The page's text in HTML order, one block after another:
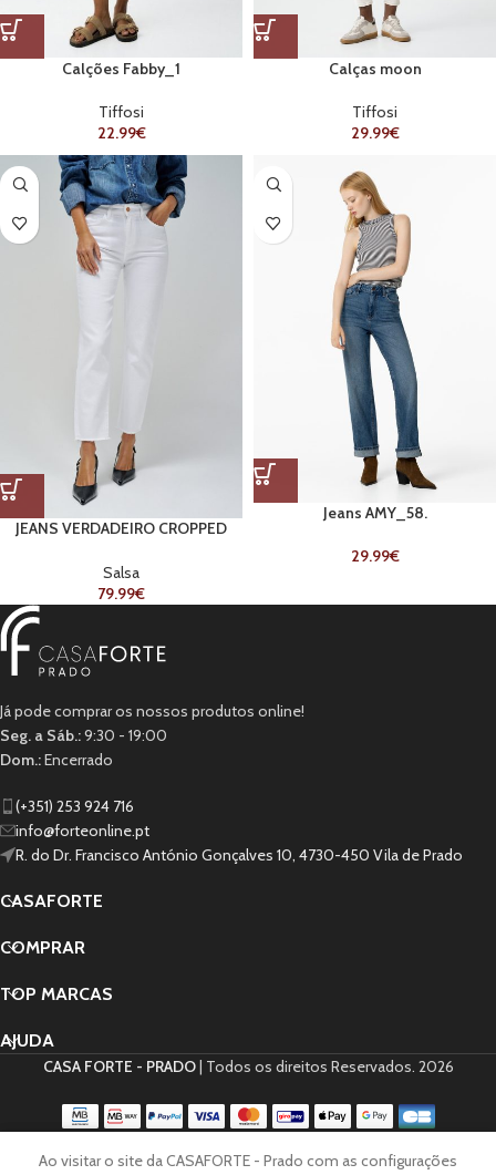
Calções Fabby_1
Tiffosi
22.99€
Calças moon
Tiffosi
29.99€
JEANS VERDADEIRO CROPPED
Salsa
79.99€
Jeans AMY_58.
29.99€
Já pode comprar os nossos produtos online!
Seg. a Sáb.:9:30 - 19:00
Dom.:Encerrado
(+351) 253 924 716
info@forteonline.pt
R. do Dr. Francisco António Gonçalves 10, 4730-450 Vila de Prado
CASAFORTE
COMPRAR
TOP MARCAS
AJUDA
CASA FORTE - PRADO| Todos os direitos Reservados. 2026
Ao visitar o site da CASAFORTE - Prado com as configurações